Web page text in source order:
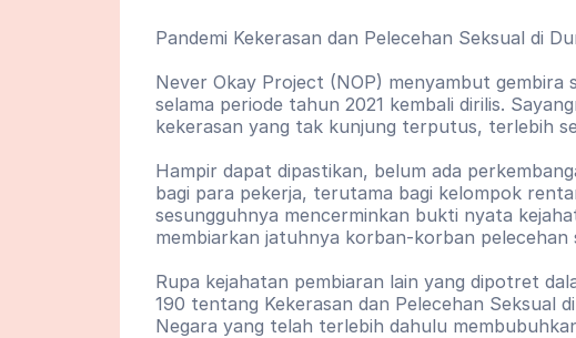
Pandemi Kekerasan dan Pelecehan Seksual di
Never Okay Project (NOP) menyambut gembira
selama periode tahun 2021 kembali dirilis.
kekerasan yang tak kunjung terputus, terlebih
Hampir dapat dipastikan, belum ada
bagi para pekerja, terutama bagi kelompok
sesungguhnya mencerminkan bukti nyata
membiarkan jatuhnya korban-korban
Rupa kejahatan pembiaran lain yang dipotret
190 tentang Kekerasan dan Pelecehan Seksual
Negara yang telah terlebih dahulu